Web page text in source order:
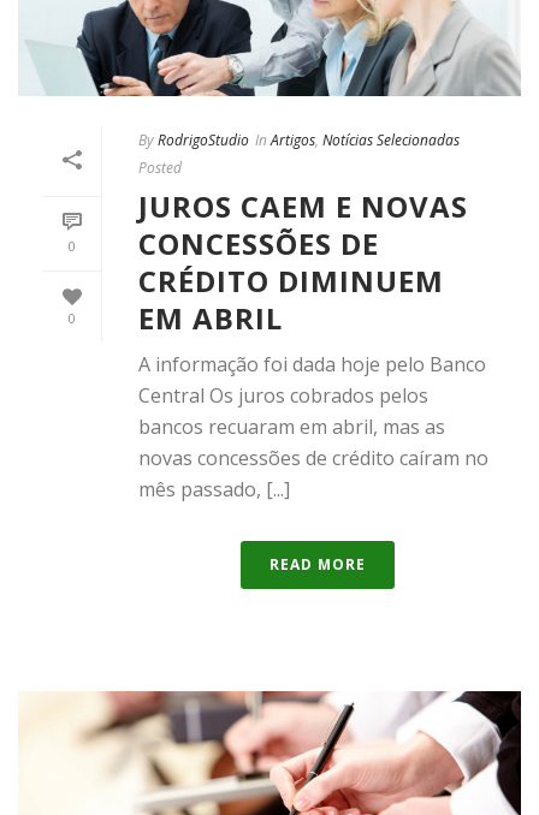
0
0
ByRodrigoStudio In Artigos, Notícias Selecionadas
Posted
JUROS CAEM E NOVAS
CONCESSÕES DE
CRÉDITO DIMINUEM
EM ABRIL
A informação foi dada hoje pelo Banco
Central Os juros cobrados pelos
bancos recuaram em abril, mas as
novas concessões de crédito caíram no
mês passado, [...]
READ MORE